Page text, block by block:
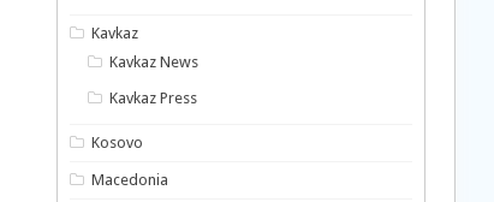
Kavkaz
Kavkaz News
Kavkaz Press
Kosovo
Macedonia